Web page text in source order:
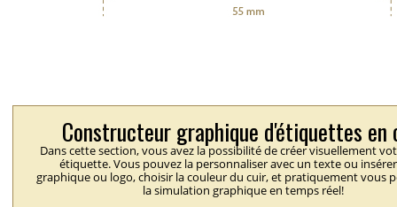
Constructeur graphique d'étiquettes en
Dans cette section, vous avez la possibilité de créer visuellement
étiquette. Vous pouvez la personnaliser avec un texte ou
graphique ou logo, choisir la couleur du cuir, et pratiquement vous
la simulation graphique en temps réel!